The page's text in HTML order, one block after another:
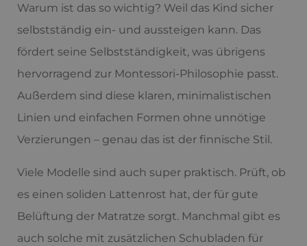
Warum ist das so wichtig? Weil das Kind sicher
selbstständig ein- und aussteigen kann. Das
fördert seine Selbstständigkeit, was übrigens
hervorragend zur Montessori-Philosophie passt.
Außerdem sind diese klaren, minimalistischen
Linien und einfachen Formen ohne unnötige
Verzierungen – genau das ist der finnische Stil.
Viele Modelle sind auch super praktisch. Prüft, ob
es einen soliden Lattenrost hat, der für gute
Belüftung der Matratze sorgt. Manchmal gibt es
auch solche mit zusätzlichen Schubladen für